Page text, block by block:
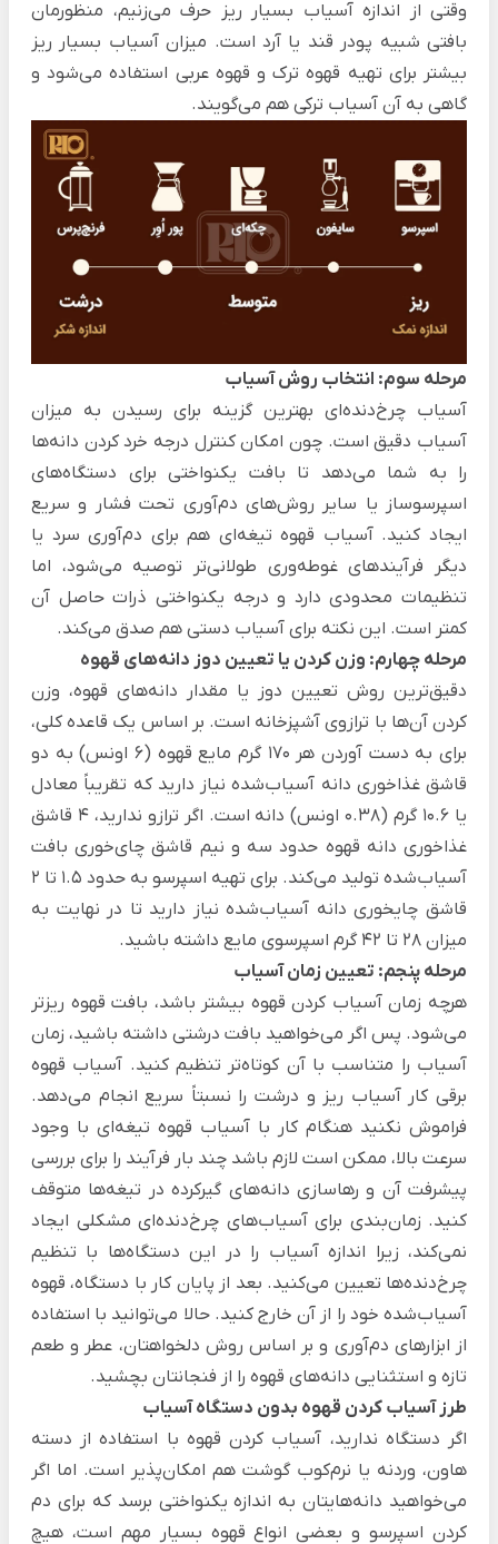
وقتی از اندازه آسیاب بسیار ریز حرف می‌زنیم، منظورمان
بافتی شبیه پودر قند یا آرد است. میزان آسیاب بسیار ریز
بیشتر برای تهیه قهوه ترک و قهوه عربی استفاده می‌شود و
گاهی به آن آسیاب ترکی هم می‌گویند.
مرحله سوم: انتخاب روش آسیاب
آسیاب چرخ‌دنده‌ای بهترین گزینه برای رسیدن به میزان
آسیاب دقیق است. چون امکان کنترل درجه خرد کردن دانه‌ها
را به شما می‌دهد تا بافت یکنواختی برای دستگاه‌های
اسپرسوساز یا سایر روش‌های دم‌آوری تحت فشار و سریع
ایجاد کنید. آسیاب قهوه تیغه‌ای هم برای دم‌آوری سرد یا
دیگر فرآیندهای غوطه‌وری طولانی‌تر توصیه می‌شود، اما
تنظیمات محدودی دارد و درجه یکنواختی ذرات حاصل آن
کمتر است. این نکته برای آسیاب دستی هم صدق می‌کند.
مرحله چهارم: وزن کردن یا تعیین دوز دانه‌های قهوه
دقیق‌ترین روش‌ تعیین دوز یا مقدار دانه‌های قهوه، وزن
کردن آن‌ها با ترازوی آشپزخانه است. بر اساس یک قاعده کلی،
برای به دست آوردن هر 170 گرم مایع قهوه (6 اونس) به دو
قاشق غذاخوری دانه آسیاب‌شده نیاز دارید که تقریباً معادل
یا 10.6 گرم (0.38 اونس) دانه است. اگر ترازو ندارید، 4 قاشق
غذاخوری دانه قهوه حدود سه و نیم قاشق چای‌خوری بافت
آسیاب‌شده تولید می‌کند.
برای تهیه اسپرسو به حدود 1.5 تا 2
قاشق چایخوری دانه آسیاب‌شده نیاز دارید تا در نهایت به
میزان 28 تا 42 گرم اسپرسوی مایع داشته باشید.
مرحله پنجم: تعیین زمان آسیاب
هرچه زمان آسیاب کردن قهوه بیشتر باشد، بافت قهوه ریزتر
می‌شود. پس اگر می‌خواهید بافت درشتی داشته باشید، زمان
آسیاب را متناسب با آن کوتاه‌تر تنظیم کنید. آسیاب‌ قهوه
برقی کار آسیاب ریز و درشت را نسبتاً سریع انجام می‌دهد.
فراموش نکنید هنگام کار با آسیاب قهوه تیغه‌ای با وجود
سرعت بالا، ممکن است لازم باشد چند بار فرآیند را برای بررسی
پیشرفت آن و رهاسازی دانه‌های گیرکرده در تیغه‌ها متوقف
کنید. زمان‌بندی برای آسیاب‌های چرخ‌دنده‌ای مشکلی ایجاد
نمی‌کند، زیرا اندازه آسیاب را در این دستگاه‌ها با تنظیم
چرخ‌دنده‌ها تعیین می‌کنید. بعد از پایان کار با دستگاه، قهوه
آسیاب‌شده خود را از آن خارج کنید. حالا می‌توانید با استفاده
از ابزارهای دم‌آوری و بر اساس روش دلخواهتان، عطر و طعم
تازه و استثنایی دانه‌های قهوه را از فنجانتان بچشید.
طرز آسیاب کردن قهوه بدون دستگاه آسیاب
اگر دستگاه ندارید، آسیاب کردن قهوه با استفاده از دسته
هاون، وردنه یا نرم‌کوب گوشت هم امکان‌پذیر است. اما اگر
می‌خواهید دانه‌هایتان به اندازه یکنواختی برسد که برای دم
کردن اسپرسو و بعضی انواع قهوه بسیار مهم است، هیچ